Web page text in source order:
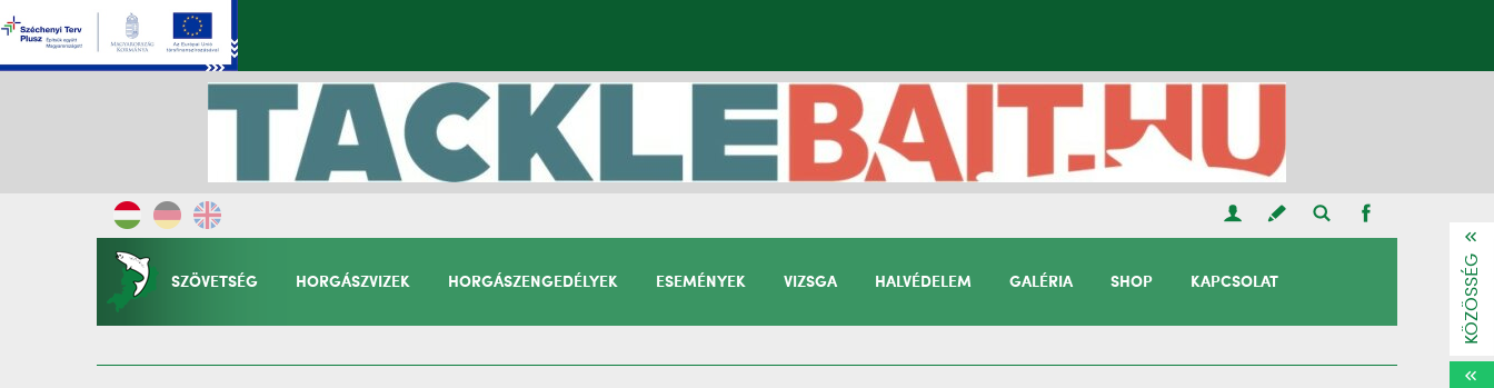
SZÖVETSÉG HORGÁSZVIZEK HORGÁSZENGEDÉLYEK ESEMÉNYEK VIZSGA HALVÉDELEM GALÉRIA SHOP KAPCSOLAT KÖZÖSSÉG